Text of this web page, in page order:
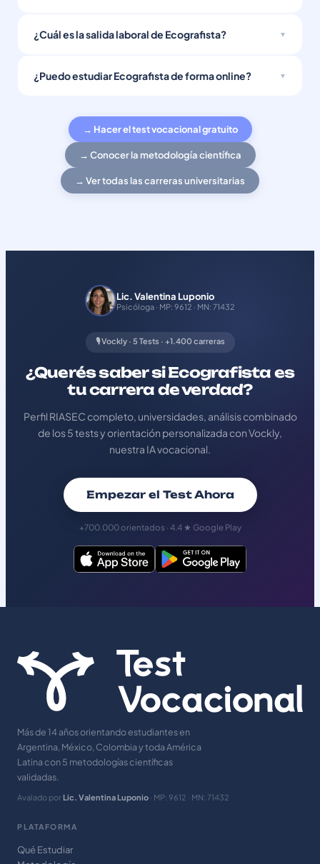
¿Cuál es la salida laboral de Ecografista?
¿Puedo estudiar Ecografista de forma online?
→ Hacer el test vocacional gratuito
→ Conocer la metodología científica
→ Ver todas las carreras universitarias
Lic. Valentina Luponio
Psicóloga · MP: 9612 · MN: 71432
🎙️ Vockly · 5 Tests · +1.400 carreras
¿Querés saber si Ecografista es
tu carrera de verdad?
Perfil RIASEC completo, universidades, análisis combinado
de los 5 tests y orientación personalizada con Vockly,
nuestra IA vocacional.
Empezar el Test Ahora
+700.000 orientados · 4.4 ★ Google Play
Más de 14 años orientando estudiantes en
Argentina, México, Colombia y toda América
Latina con 5 metodologías científicas
validadas.
Avalado por Lic. Valentina Luponio · MP: 9612 · MN: 71432
PLATAFORMA
Qué Estudiar